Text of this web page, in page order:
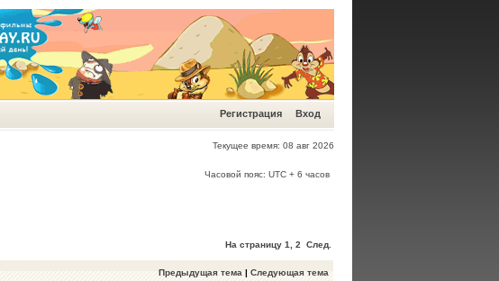
Регистрация Вход
Текущее время: 08 авг 2026
Часовой пояс: UTC + 6 часов
На страницу 1 2 След.
Предыдущая тема | Следующая тема